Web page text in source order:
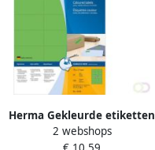
Herma Gekleurde etiketten
A4 70 x 37 mm groen
2 webshops